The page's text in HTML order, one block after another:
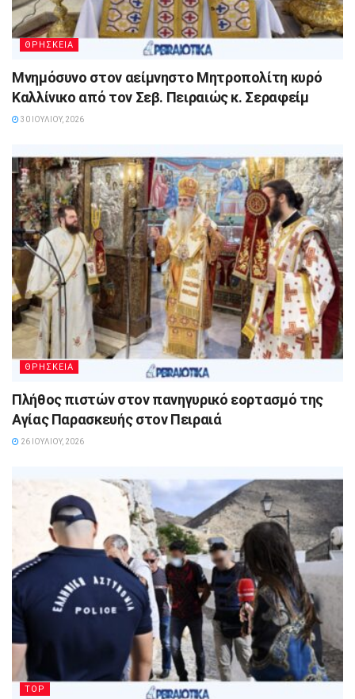
ΘΡΗΣΚΕΙΑ
Μνημόσυνο στον αείμνηστο Μητροπολίτη κυρό
Καλλίνικο από τον Σεβ. Πειραιώς κ. Σεραφείμ
30 ΙΟΥΛΊΟΥ, 2026
ΘΡΗΣΚΕΙΑ
Πλήθος πιστών στον πανηγυρικό εορτασμό της
Αγίας Παρασκευής στον Πειραιά
26 ΙΟΥΛΊΟΥ, 2026
TOP